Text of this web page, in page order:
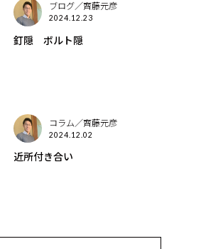
ブログ／齊藤元彦
2024.12.23
釘隠 ボルト隠
コラム／齊藤元彦
2024.12.02
近所付き合い